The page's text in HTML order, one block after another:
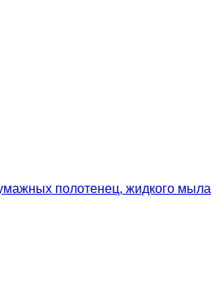
полотенец, жидкого мыла